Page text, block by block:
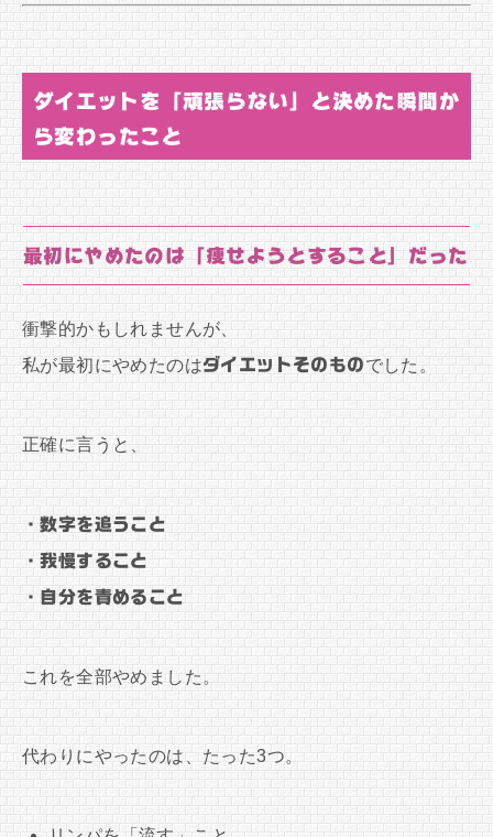
ダイエットを「頑張らない」と決めた瞬間か
ら変わったこと
最初にやめたのは「痩せようとすること」だった
衝撃的かもしれませんが、
私が最初にやめたのはダイエットそのものでした。
正確に言うと、
・数字を追うこと
・我慢すること
・自分を責めること
これを全部やめました。
代わりにやったのは、たった3つ。